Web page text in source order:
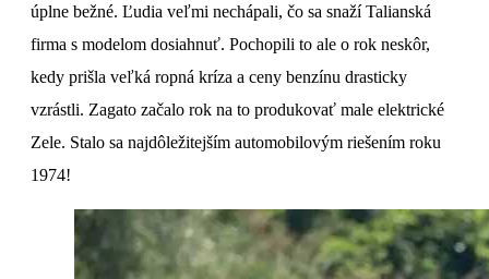
úplne bežné. Ľudia veľmi nechápali, čo sa snaží Talianská
firma s modelom dosiahnuť. Pochopili to ale o rok neskôr,
kedy prišla veľká ropná kríza a ceny benzínu drasticky
vzrástli. Zagato začalo rok na to produkovať male elektrické
Zele. Stalo sa najdôležitejším automobilovým riešením roku
1974!